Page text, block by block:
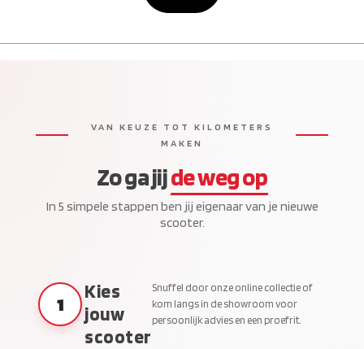
VAN KEUZE TOT KILOMETERS
MAKEN
Zo ga jijde weg op
In 5 simpele stappen ben jij eigenaar van je nieuwe
scooter.
1
Kies
jouw
scooter
Snuffel door onze online collectie of
kom langs in de showroom voor
persoonlijk advies en een proefrit.